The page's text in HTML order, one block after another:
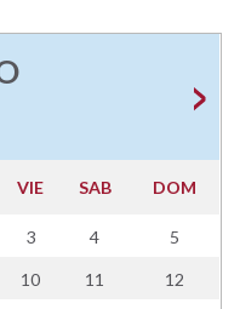
VIE SAB DOM
3 4 5
10 11 12